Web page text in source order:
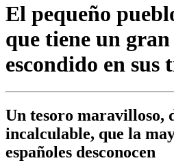
El pequeño
que tiene un
escondido en sus
Un tesoro maravilloso,
incalculable, que la
españoles desconocen